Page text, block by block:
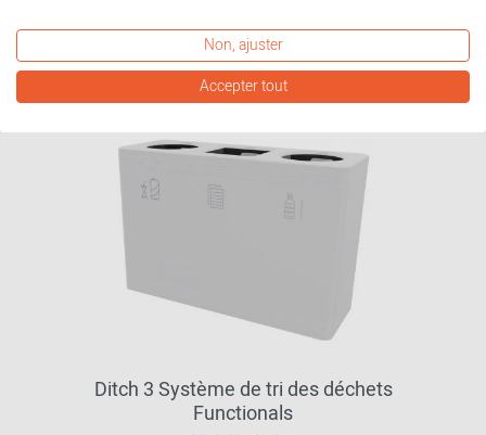
autres variantes disponibles
Ditch 3 Système de tri des déchets
Functionals
Non, ajuster
Accepter tout